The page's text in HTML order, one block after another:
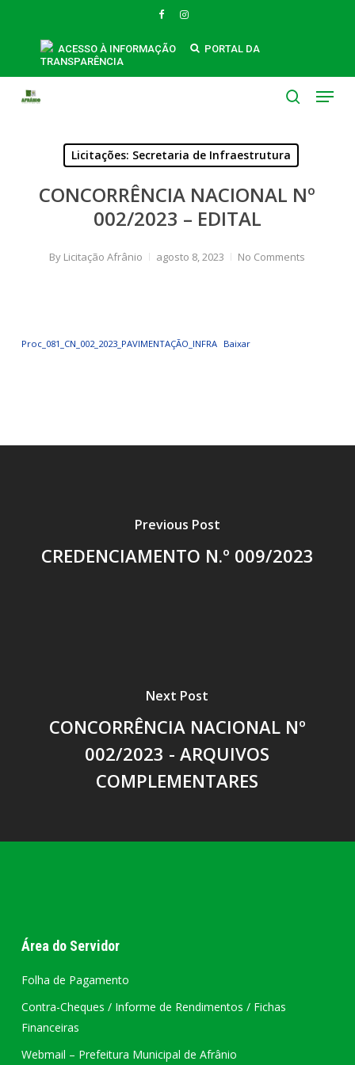
FACEBOOKINSTAGRAM
ACESSO À INFORMAÇÃO
PORTAL DA
TRANSPARÊNCIA
Menu
Licitações: Secretaria de Infraestrutura
CONCORRÊNCIA NACIONAL Nº
002/2023 – EDITAL
By Licitação Afrânio agosto 8, 2023 No Comments
Proc_081_CN_002_2023_PAVIMENTAÇÃO_INFRA Baixar
Previous Post
CREDENCIAMENTO N.º 009/2023
Next Post
CONCORRÊNCIA NACIONAL Nº
002/2023 - ARQUIVOS
COMPLEMENTARES
Área do Servidor
Folha de Pagamento
Contra-Cheques / Informe de Rendimentos / Fichas
Financeiras
Webmail – Prefeitura Municipal de Afrânio